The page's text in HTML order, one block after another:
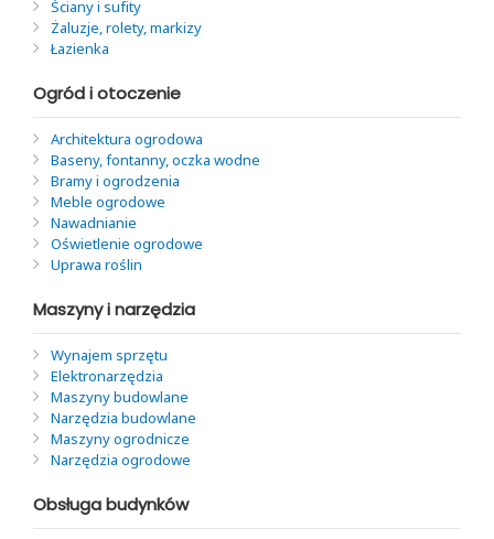
Ściany i sufity
Żaluzje, rolety, markizy
Łazienka
Ogród i otoczenie
Architektura ogrodowa
Baseny, fontanny, oczka wodne
Bramy i ogrodzenia
Meble ogrodowe
Nawadnianie
Oświetlenie ogrodowe
Uprawa roślin
Maszyny i narzędzia
Wynajem sprzętu
Elektronarzędzia
Maszyny budowlane
Narzędzia budowlane
Maszyny ogrodnicze
Narzędzia ogrodowe
Obsługa budynków